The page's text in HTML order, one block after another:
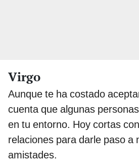
Virgo
Aunque te ha costado
cuenta que algunas
en tu entorno. Hoy cortas
relaciones para darle paso a
amistades.